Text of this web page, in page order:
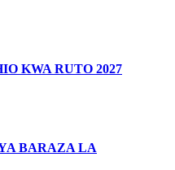
KWA RUTO 2027
BARAZA LA